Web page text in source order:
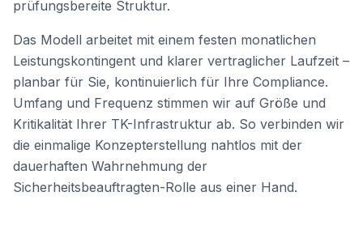
prüfungsbereite Struktur.
Das Modell arbeitet mit einem festen monatlichen
Leistungskontingent und klarer vertraglicher Laufzeit –
planbar für Sie, kontinuierlich für Ihre Compliance.
Umfang und Frequenz stimmen wir auf Größe und
Kritikalität Ihrer TK-Infrastruktur ab. So verbinden wir
die einmalige Konzepterstellung nahtlos mit der
dauerhaften Wahrnehmung der
Sicherheitsbeauftragten-Rolle aus einer Hand.